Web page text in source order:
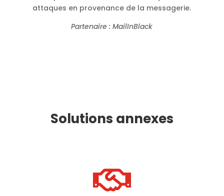
attaques en provenance de la messagerie.
Partenaire : MailInBlack
Solutions annexes
